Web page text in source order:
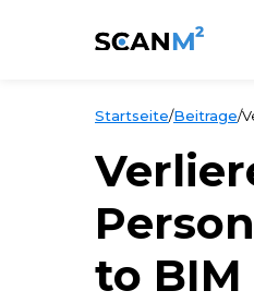
Startseite/Beitrage/
to